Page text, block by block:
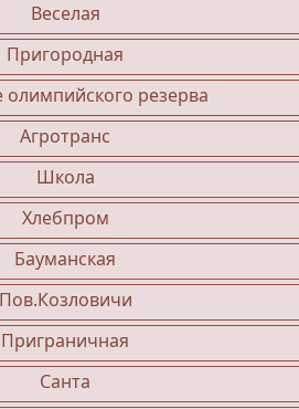
Веселая
Пригородная
резерва
Агротранс
Школа
Хлебпром
Бауманская
Пов.Козловичи
Приграничная
Санта